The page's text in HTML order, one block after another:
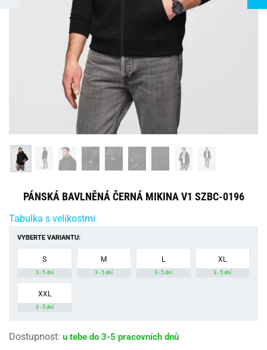
PÁNSKÁ BAVLNĚNÁ ČERNÁ MIKINA V1 SZBC-0196
Tabulka s velikostmi
VYBERTE VARIANTU:
S
3 - 5 dní
M
3 - 5 dní
L
3 - 5 dní
XL
3 - 5 dní
XXL
3 - 5 dní
Dostupnost: u tebe do 3-5 pracovních dnů